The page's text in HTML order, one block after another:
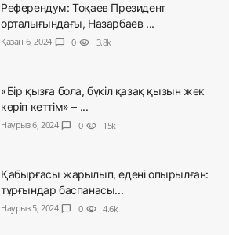
Референдум: Тоқаев Президент
орталығындағы, Назарбаев ...
Қазан 6, 2024 chat_bubble 0 visibility 3.8k
«Бір қызға бола, бүкіл қазақ қызын жек
көріп кеттім» – ...
Наурыз 6, 2024 chat_bubble 0 visibility 15k
Қабырғасы жарылып, едені опырылған:
тұрғындар баспанасы...
Наурыз 5, 2024 chat_bubble 0 visibility 4.6k